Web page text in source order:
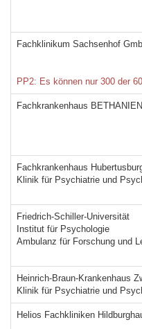
Fachklinikum Sachsenhof
PP2: Es können nur 300 der
Fachkrankenhaus
Fachkrankenhaus
Klinik für Psychiatrie und
Friedrich-Schiller-Universität
Institut für Psychologie
Ambulanz für Forschung und
Heinrich-Braun-Krankenhaus
Klinik für Psychiatrie und
Helios Fachkliniken